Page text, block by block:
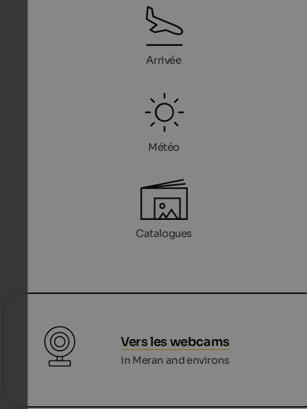
Arrivée
Météo
Catalogues
Vers les webcams
in Meran and environs